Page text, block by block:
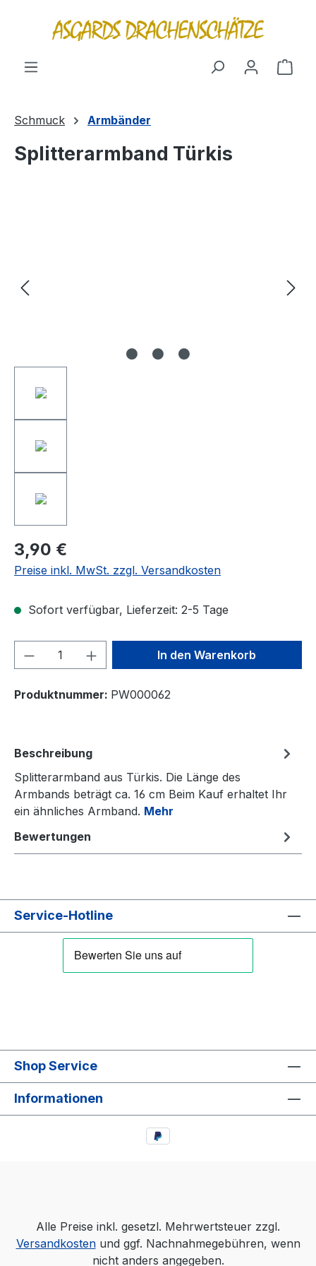
springen
Schmuck Armbänder
Splitterarmband Türkis
3,90 €
Preise inkl. MwSt. zzgl. Versandkosten
Sofort verfügbar, Lieferzeit: 2-5 Tage
Produkt Anzahl: Gib denIn den Warenkorb
Produktnummer: PW000062
Beschreibung
Splitterarmband aus Türkis. Die Länge des
Armbands beträgt ca. 16 cm Beim Kauf erhaltet Ihr
ein ähnliches Armband. Mehr
Bewertungen
Service-Hotline
Shop Service
Informationen
Alle Preise inkl. gesetzl. Mehrwertsteuer zzgl.
Versandkostenund ggf. Nachnahmegebühren, wenn
nicht anders angegeben.